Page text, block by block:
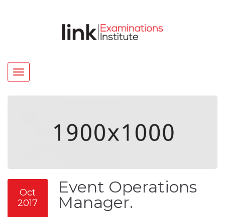
Toggle
navigation
Oct
2017
Event Operations
Manager.